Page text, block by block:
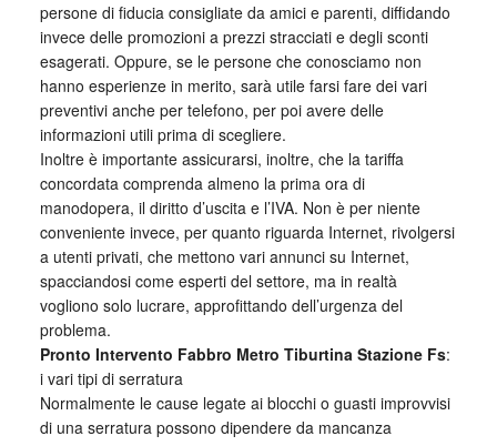
persone di fiducia consigliate da amici e parenti, diffidando
invece delle promozioni a prezzi stracciati e degli sconti
esagerati. Oppure, se le persone che conosciamo non
hanno esperienze in merito, sarà utile farsi fare dei vari
preventivi anche per telefono, per poi avere delle
informazioni utili prima di scegliere.
Inoltre è importante assicurarsi, inoltre, che la tariffa
concordata comprenda almeno la prima ora di
manodopera, il diritto d’uscita e l’IVA. Non è per niente
conveniente invece, per quanto riguarda Internet, rivolgersi
a utenti privati, che mettono vari annunci su Internet,
spacciandosi come esperti del settore, ma in realtà
vogliono solo lucrare, approfittando dell’urgenza del
problema.
Pronto Intervento Fabbro Metro Tiburtina Stazione Fs:
i vari tipi di serratura
Normalmente le cause legate ai blocchi o guasti improvvisi
di una serratura possono dipendere da mancanza